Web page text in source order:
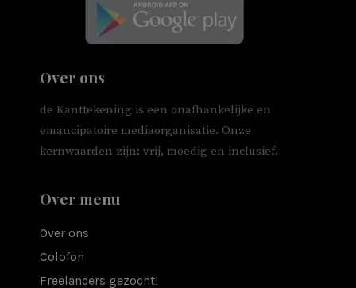
Over ons
de Kanttekening is een onafhankelijke en
emancipatoire mediaorganisatie. Onze
kernwaarden zijn: vrij, moedig en inclusief.
Over menu
Over ons
Colofon
Freelancers gezocht!